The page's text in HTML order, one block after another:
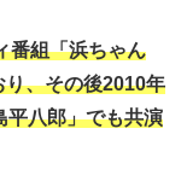
番組「浜ちゃん
り、その後2010年
平八郎」でも共演